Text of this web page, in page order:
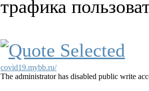
трафика
covid19.mybb.ru/
The administrator has disabled public write